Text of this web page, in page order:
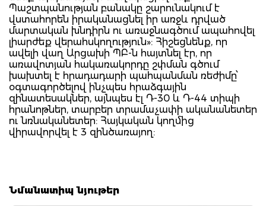
Պաշտպանության բանակը շարունակում է
վստահորեն իրականացնել իր առջև դրված
մարտական խնդիրն ու առաջնագծում ապահովել
լիարժեք վերահսկողություն»: Հիշեցնենք, որ
ավելի վաղ Արցախի ՊԲ-ն հայտնել էր, որ
առավոտյան հակառակորդը շփման գծում
խախտել է հրադադարի պահպանման ռեժիմը՝
օգտագործելով ինչպես հրաձգային
զինատեսակներ, այնպես էլ Դ-30 և Դ-44 տիպի
հրանոթներ, տարբեր տրամաչափի ականանետեր
ու նռնականետեր: Հայկական կողմից
վիրավորվել է 3 զինծառայող:
Նմանատիպ նյութեր